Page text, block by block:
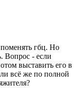
гбц. Но
Вопрос - если
выставить его в
всё же по полной